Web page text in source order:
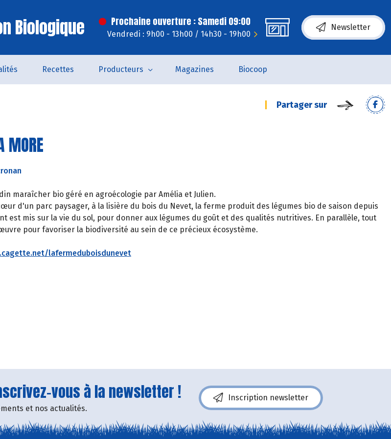
Biologique Prochaine ouverture : Samedi 09:00
Vendredi : 9h00 - 13h00 / 14h30 - 19h00
Newsletter
Recettes Producteurs Magazines Biocoop
Partager sur
MORE
maraîcher bio géré en agroécologie par Amélia et Julien.
d'un parc paysager, à la lisière du bois du Nevet, la ferme produit des légumes bio de saison depuis
est mis sur la vie du sol, pour donner aux légumes du goût et des qualités nutritives. En parallèle, tout
pour favoriser la biodiversité au sein de ce précieux écosystème.
lafermeduboisdunevet
vous à la newsletter !
et nos actualités.
Inscription newsletter